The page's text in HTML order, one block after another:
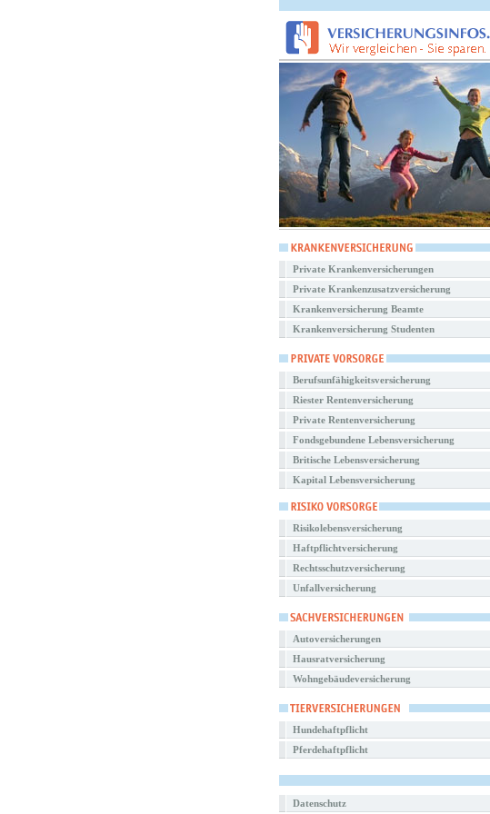
Private Krankenversicherungen
Private Krankenzusatzversicherung
Krankenversicherung Beamte
Krankenversicherung Studenten
Berufsunfähigkeitsversicherung
Riester Rentenversicherung
Private Rentenversicherung
Fondsgebundene Lebensversicherung
Britische Lebensversicherung
Kapital Lebensversicherung
Risikolebensversicherung
Haftpflichtversicherung
Rechtsschutzversicherung
Unfallversicherung
Autoversicherungen
Hausratversicherung
Wohngebäudeversicherung
Hundehaftpflicht
Pferdehaftpflicht
Datenschutz